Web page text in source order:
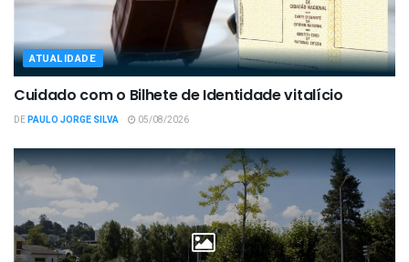
ATUALIDADE
Cuidado com o Bilhete de Identidade vitalício
DEPAULO JORGE SILVA 05/08/2026